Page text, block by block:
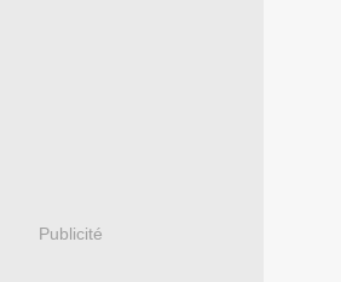
Publicité